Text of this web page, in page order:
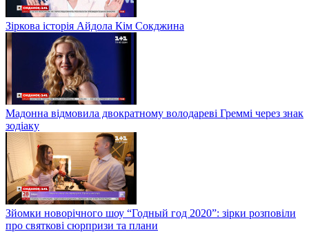
Зіркова історія Айдола Кім Сокджина
Мадонна відмовила двократному володареві Греммі через знак
зодіаку
Зйомки новорічного шоу “Годный год 2020”: зірки розповіли
про святкові сюрпризи та плани